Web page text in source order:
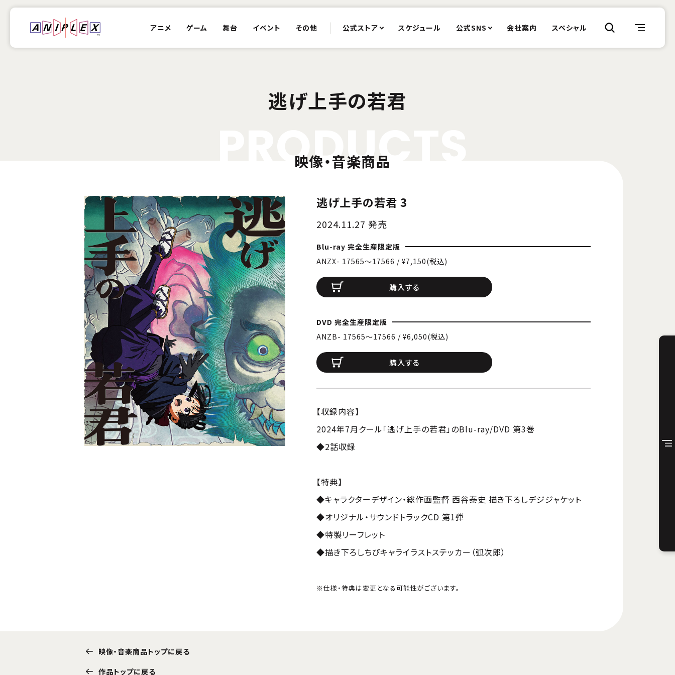
アニメ ゲーム 舞台 イベント その他 公式ストア スケジュール 公式SNS 会社案内 スペシャル
逃げ上手の若君
ODUC
映像・音楽商品
逃げ上手の若君 3
2024.11.27 発売
Blu-ray 完全生産限定版
ANZX- 17565〜17566 / ¥7,150(税込)
購入する
DVD 完全生産限定版
ANZB- 17565〜17566 / ¥6,050(税込)
購入する
【収録内容】
2024年7月クール「逃げ上手の若君」のBlu-ray/DVD 第3巻
◆2話収録
【特典】
◆キャラクターデザイン・総作画監督 西谷泰史 描き下ろしデジジャケット
◆オリジナル・サウンドトラックCD 第1弾
◆特製リーフレット
◆描き下ろしちびキャライラストステッカー（弧次郎）
※仕様・特典は変更となる可能性がございます。
映像・音楽商品トップに戻る
作品トップに戻る